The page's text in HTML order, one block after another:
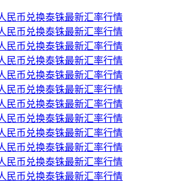
民币兑换泰铢最新汇率行情
民币兑换泰铢最新汇率行情
民币兑换泰铢最新汇率行情
民币兑换泰铢最新汇率行情
民币兑换泰铢最新汇率行情
民币兑换泰铢最新汇率行情
民币兑换泰铢最新汇率行情
民币兑换泰铢最新汇率行情
民币兑换泰铢最新汇率行情
民币兑换泰铢最新汇率行情
民币兑换泰铢最新汇率行情
民币兑换泰铢最新汇率行情